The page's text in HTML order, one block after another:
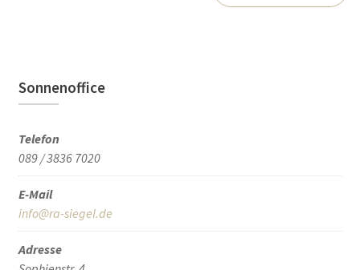
Sonnenoffice
Telefon
089 / 3836 7020
E-Mail
info@ra-siegel.de
Adresse